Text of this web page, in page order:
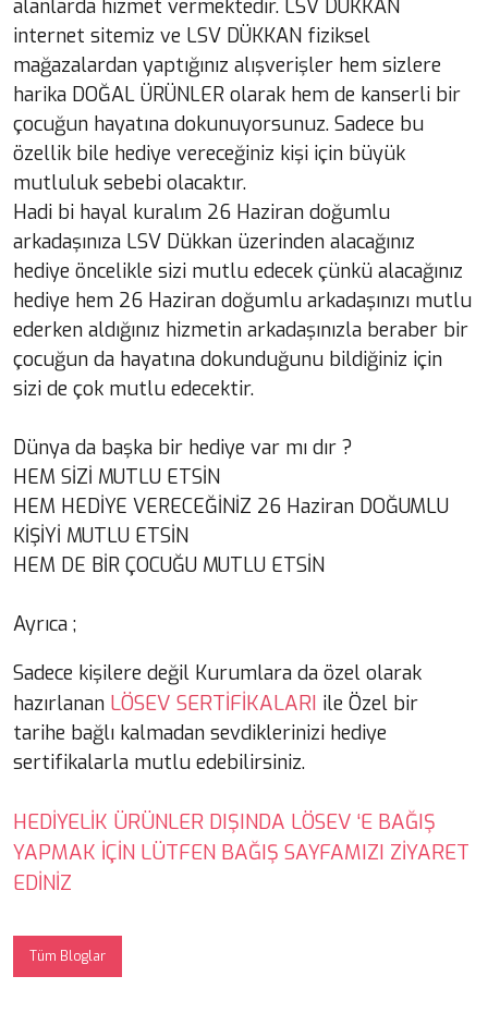
alanlarda hizmet vermektedir. LSV DÜKKAN
internet sitemiz ve LSV DÜKKAN fiziksel
mağazalardan yaptığınız alışverişler hem sizlere
harika DOĞAL ÜRÜNLER olarak hem de kanserli bir
çocuğun hayatına dokunuyorsunuz. Sadece bu
özellik bile hediye vereceğiniz kişi için büyük
mutluluk sebebi olacaktır.
Hadi bi hayal kuralım 26 Haziran doğumlu
arkadaşınıza LSV Dükkan üzerinden alacağınız
hediye öncelikle sizi mutlu edecek çünkü alacağınız
hediye hem 26 Haziran doğumlu arkadaşınızı mutlu
ederken aldığınız hizmetin arkadaşınızla beraber bir
çocuğun da hayatına dokunduğunu bildiğiniz için
sizi de çok mutlu edecektir.
Dünya da başka bir hediye var mı dır ?
HEM SİZİ MUTLU ETSİN
HEM HEDİYE VERECEĞİNİZ 26 Haziran DOĞUMLU
KİŞİYİ MUTLU ETSİN
HEM DE BİR ÇOCUĞU MUTLU ETSİN
Ayrıca ;
Sadece kişilere değil Kurumlara da özel olarak
hazırlanan LÖSEV SERTİFİKALARI ile Özel bir
tarihe bağlı kalmadan sevdiklerinizi hediye
sertifikalarla mutlu edebilirsiniz.
HEDİYELİK ÜRÜNLER DIŞINDA LÖSEV ‘E BAĞIŞ
YAPMAK İÇİN LÜTFEN BAĞIŞ SAYFAMIZI ZİYARET
EDİNİZ
Tüm Bloglar